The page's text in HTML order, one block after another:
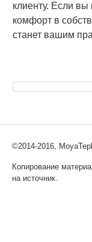
клиенту. Если вы
комфорт в
станет вашим
©2014-2016,
Копирование
на источник.